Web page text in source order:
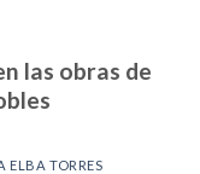
las obras de
ELBA TORRES